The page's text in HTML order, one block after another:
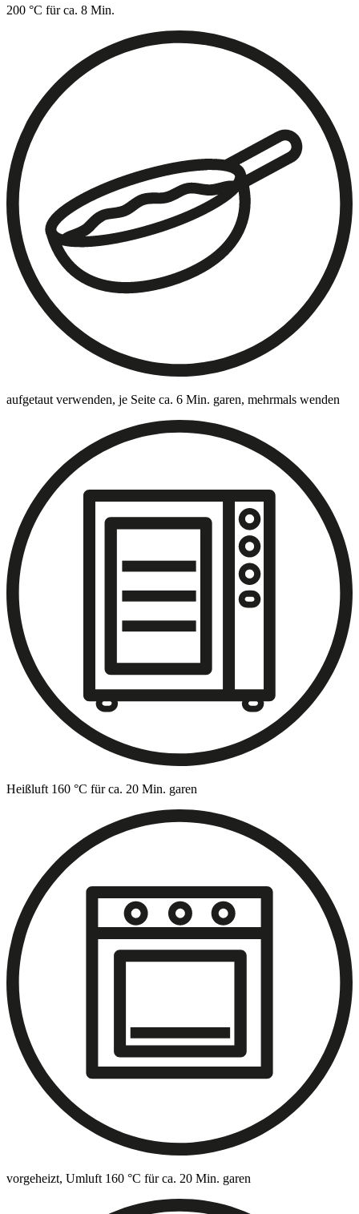
200 °C für ca. 8 Min.
aufgetaut verwenden, je Seite ca. 6 Min. garen, mehrmals wenden
Heißluft 160 °C für ca. 20 Min. garen
vorgeheizt, Umluft 160 °C für ca. 20 Min. garen